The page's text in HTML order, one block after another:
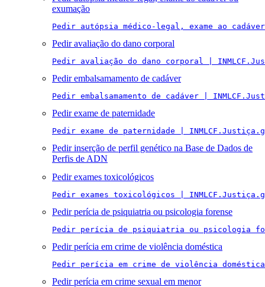
exumação
Pedir autópsia médico-legal, exame ao
Pedir avaliação do dano corporal
Pedir avaliação do dano corporal |
Pedir embalsamamento de cadáver
Pedir embalsamamento de cadáver |
Pedir exame de paternidade
Pedir exame de paternidade |
Pedir inserção de perfil genético na Base de Dados de
Perfis de ADN
Pedir exames toxicológicos
Pedir exames toxicológicos |
Pedir perícia de psiquiatria ou psicologia forense
Pedir perícia de psiquiatria ou psicologia
Pedir perícia em crime de violência doméstica
Pedir perícia em crime de violência
Pedir perícia em crime sexual em menor